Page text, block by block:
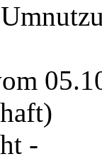
-